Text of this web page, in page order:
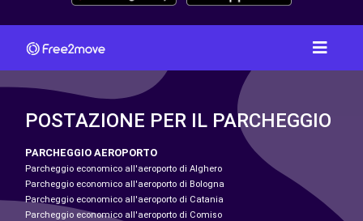
POSTAZIONE PER IL PARCHEGGIO
PARCHEGGIO AEROPORTO
Parcheggio economico all'aeroporto di Alghero
Parcheggio economico all'aeroporto di Bologna
Parcheggio economico all'aeroporto di Catania
Parcheggio economico all'aeroporto di Comiso